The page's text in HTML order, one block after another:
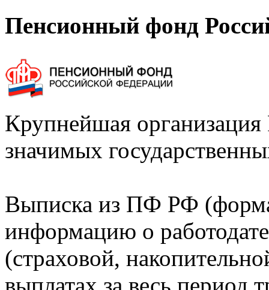
Пенсионный фонд
Крупнейшая
значимых
Выписка из ПФ РФ
информацию о
(страховой,
выплатах за весь период